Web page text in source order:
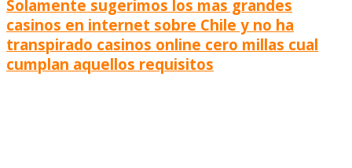
Solamente sugerimos los mas grandes
casinos en internet sobre Chile y no ha
transpirado casinos online cero millas cual
cumplan aquellos requisitos